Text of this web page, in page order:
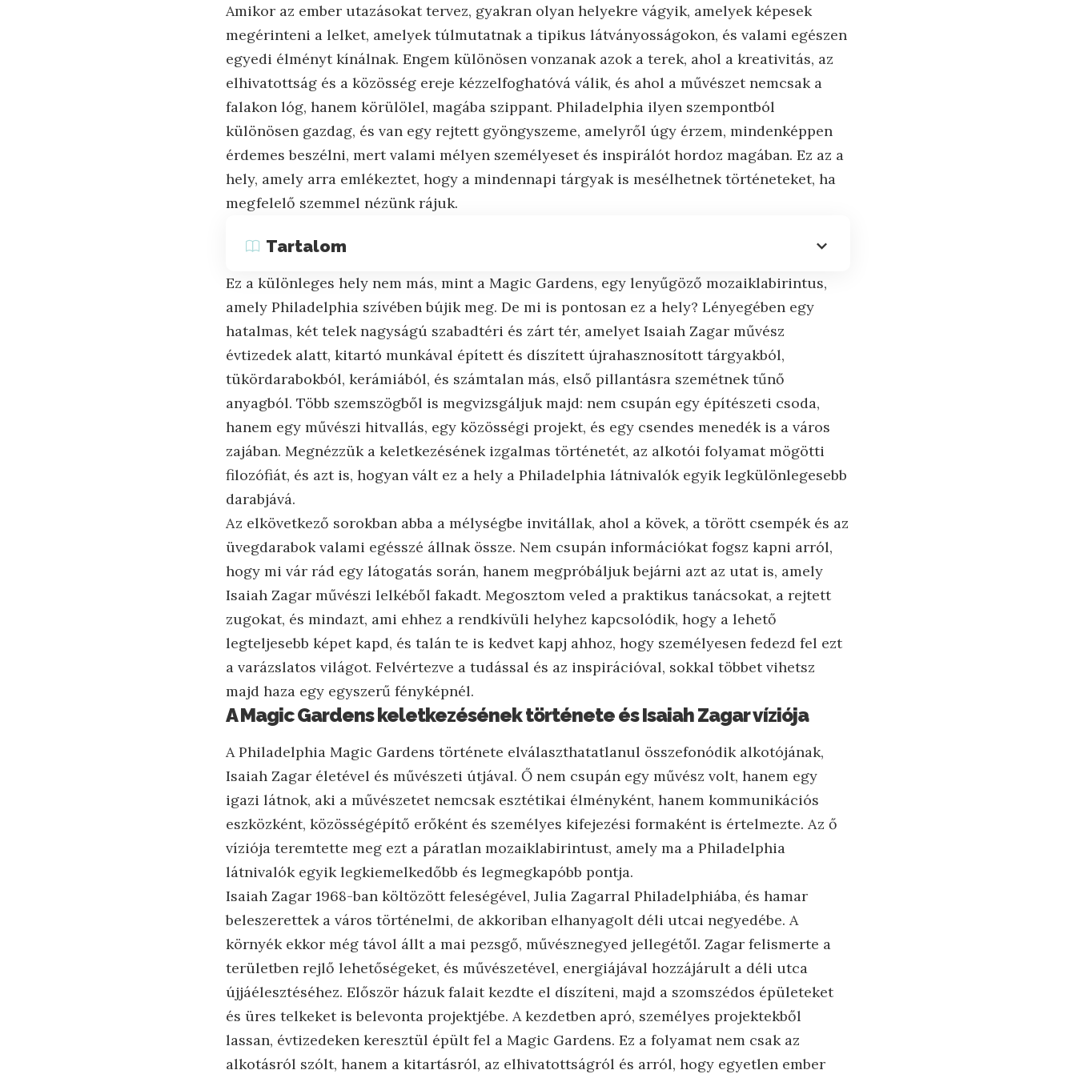
Amikor az ember utazásokat tervez, gyakran olyan helyekre vágyik, amelyek képesek
megérinteni a lelket, amelyek túlmutatnak a tipikus látványosságokon, és valami egészen
egyedi élményt kínálnak. Engem különösen vonzanak azok a terek, ahol a kreativitás, az
elhivatottság és a közösség ereje kézzelfoghatóvá válik, és ahol a művészet nemcsak a
falakon lóg, hanem körülölel, magába szippant. Philadelphia ilyen szempontból
különösen gazdag, és van egy rejtett gyöngyszeme, amelyről úgy érzem, mindenképpen
érdemes beszélni, mert valami mélyen személyeset és inspirálót hordoz magában. Ez az a
hely, amely arra emlékeztet, hogy a mindennapi tárgyak is mesélhetnek történeteket, ha
megfelelő szemmel nézünk rájuk.
Tartalom
Ez a különleges hely nem más, mint a Magic Gardens, egy lenyűgöző mozaiklabirintus,
amely Philadelphia szívében bújik meg. De mi is pontosan ez a hely? Lényegében egy
hatalmas, két telek nagyságú szabadtéri és zárt tér, amelyet Isaiah Zagar művész
évtizedek alatt, kitartó munkával épített és díszített újrahasznosított tárgyakból,
tükördarabokból, kerámiából, és számtalan más, első pillantásra szemétnek tűnő
anyagból. Több szemszögből is megvizsgáljuk majd: nem csupán egy építészeti csoda,
hanem egy művészi hitvallás, egy közösségi projekt, és egy csendes menedék is a város
zajában. Megnézzük a keletkezésének izgalmas történetét, az alkotói folyamat mögötti
filozófiát, és azt is, hogyan vált ez a hely a Philadelphia látnivalók egyik legkülönlegesebb
darabjává.
Az elkövetkező sorokban abba a mélységbe invitállak, ahol a kövek, a törött csempék és az
üvegdarabok valami egésszé állnak össze. Nem csupán információkat fogsz kapni arról,
hogy mi vár rád egy látogatás során, hanem megpróbáljuk bejárni azt az utat is, amely
Isaiah Zagar művészi lelkéből fakadt. Megosztom veled a praktikus tanácsokat, a rejtett
zugokat, és mindazt, ami ehhez a rendkívüli helyhez kapcsolódik, hogy a lehető
legteljesebb képet kapd, és talán te is kedvet kapj ahhoz, hogy személyesen fedezd fel ezt
a varázslatos világot. Felvértezve a tudással és az inspirációval, sokkal többet vihetsz
majd haza egy egyszerű fényképnél.
A Magic Gardens keletkezésének története és Isaiah Zagar víziója
A Philadelphia Magic Gardens története elválaszthatatlanul összefonódik alkotójának,
Isaiah Zagar életével és művészeti útjával. Ő nem csupán egy művész volt, hanem egy
igazi látnok, aki a művészetet nemcsak esztétikai élményként, hanem kommunikációs
eszközként, közösségépítő erőként és személyes kifejezési formaként is értelmezte. Az ő
víziója teremtette meg ezt a páratlan mozaiklabirintust, amely ma a Philadelphia
látnivalók egyik legkiemelkedőbb és legmegkapóbb pontja.
Isaiah Zagar 1968-ban költözött feleségével, Julia Zagarral Philadelphiába, és hamar
beleszerettek a város történelmi, de akkoriban elhanyagolt déli utcai negyedébe. A
környék ekkor még távol állt a mai pezsgő, művésznegyed jellegétől. Zagar felismerte a
területben rejlő lehetőségeket, és művészetével, energiájával hozzájárult a déli utca
újjáélesztéséhez. Először házuk falait kezdte el díszíteni, majd a szomszédos épületeket
és üres telkeket is belevonta projektjébe. A kezdetben apró, személyes projektekből
lassan, évtizedeken keresztül épült fel a Magic Gardens. Ez a folyamat nem csak az
alkotásról szólt, hanem a kitartásról, az elhivatottságról és arról, hogy egyetlen ember